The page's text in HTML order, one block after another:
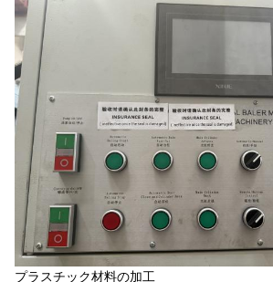
プラスチック材料の加工